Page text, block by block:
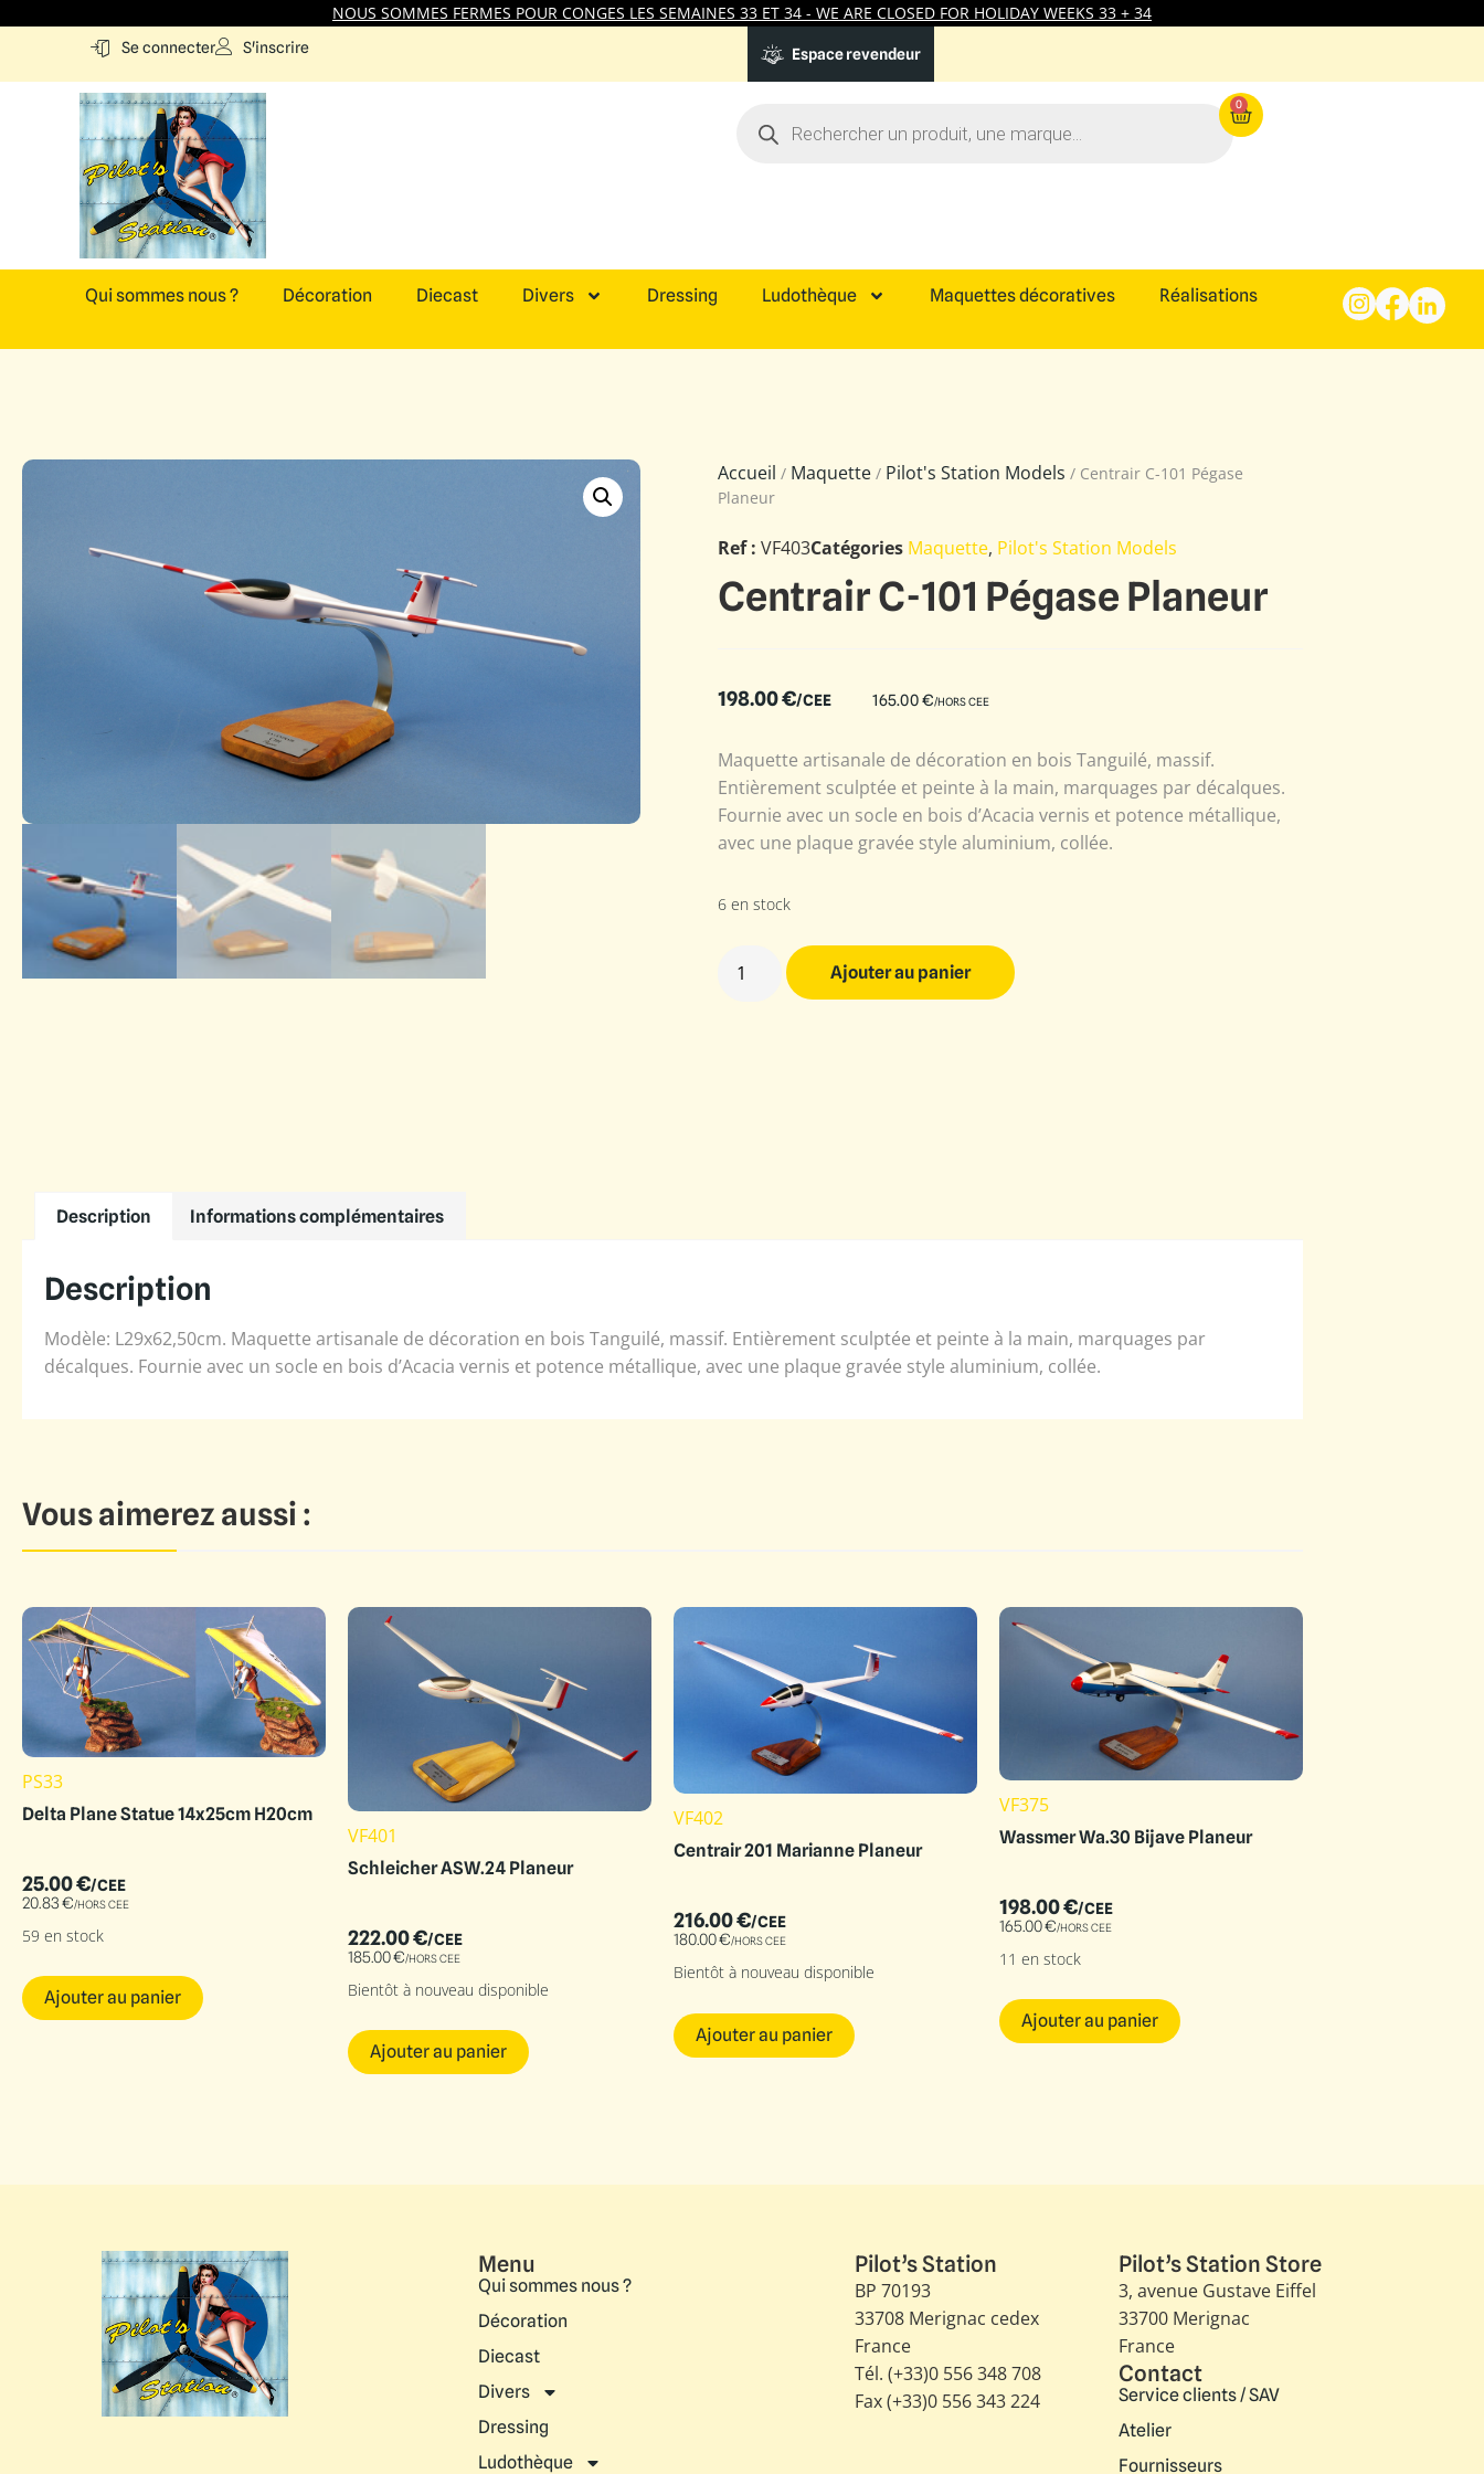
NOUS SOMMES FERMES POUR CONGES LES SEMAINES 33 ET 34 - WE ARE CLOSED FOR HOLIDAY WEEKS 33 + 34
Se connecter S'inscrire Espace revendeur
0
Qui sommes nous ? Décoration Diecast Divers Dressing Ludothèque Maquettes décoratives Réalisations
Accueil / Maquette / Pilot's Station Models / Centrair C-101 Pégase
Planeur
Ref : VF403Catégories Maquette, Pilot's Station Models
Centrair C-101 Pégase Planeur
198.00€/CEE 165.00€/HORS CEE
Maquette artisanale de décoration en bois Tanguilé, massif.
Entièrement sculptée et peinte à la main, marquages par décalques.
Fournie avec un socle en bois d’Acacia vernis et potence métallique,
avec une plaque gravée style aluminium, collée.
6 en stock
Ajouter au panier
Description Informations complémentaires
Description
Modèle: L29x62,50cm. Maquette artisanale de décoration en bois Tanguilé, massif. Entièrement sculptée et peinte à la main, marquages par
décalques. Fournie avec un socle en bois d’Acacia vernis et potence métallique, avec une plaque gravée style aluminium, collée.
Vous aimerez aussi :
PS33
Delta Plane Statue 14x25cm H20cm
25.00€/CEE
20.83€/HORS CEE
59 en stock
Ajouter au panier
VF401
Schleicher ASW.24 Planeur
222.00€/CEE
185.00€/HORS CEE
Bientôt à nouveau disponible
Ajouter au panier
VF402
Centrair 201 Marianne Planeur
216.00€/CEE
180.00€/HORS CEE
Bientôt à nouveau disponible
Ajouter au panier
VF375
Wassmer Wa.30 Bijave Planeur
198.00€/CEE
165.00€/HORS CEE
11 en stock
Ajouter au panier
Menu
Qui sommes nous ?
Décoration
Diecast
Divers
Dressing
Ludothèque
Pilot’s Station
BP 70193
33708 Merignac cedex
France
Tél. (+33)0 556 348 708
Fax (+33)0 556 343 224
Pilot’s Station Store
3, avenue Gustave Eiffel​
33700 Merignac
France
Contact
Service clients / SAV
Atelier
Fournisseurs